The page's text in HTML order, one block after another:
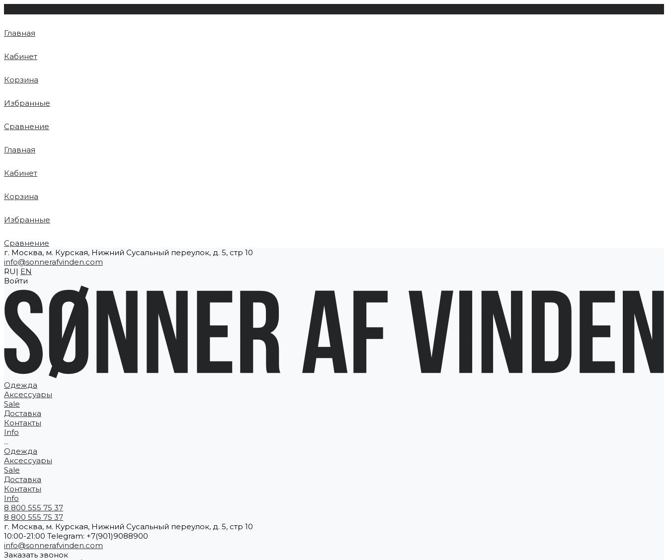
Главная
Кабинет
Корзина
Избранные
Сравнение
Главная
Кабинет
Корзина
Избранные
Сравнение
г. Москва, м. Курская, Нижний Сусальный переулок, д. 5, стр 10
info@sonnerafvinden.com
RU| EN
Войти
Одежда
Аксессуары
Sale
Доставка
Контакты
Info
...
Одежда
Аксессуары
Sale
Доставка
Контакты
Info
8 800 555 75 37
8 800 555 75 37
г. Москва, м. Курская, Нижний Сусальный переулок, д. 5, стр 10
10:00-21:00 Telegram: +7(901)9088900
info@sonnerafvinden.com
Заказать звонок